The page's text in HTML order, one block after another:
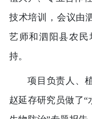
技术培训，会议由
艺师和泗阳县农
持。
项目负责人、
赵延存研究员做了